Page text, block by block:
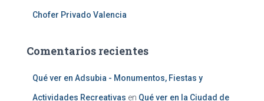
Chofer Privado Valencia
Comentarios recientes
Qué ver en Adsubia - Monumentos, Fiestas y
Actividades Recreativas en Qué ver en la Ciudad de